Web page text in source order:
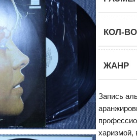
КОЛ-
ЖАНР
Запись
харизмой,